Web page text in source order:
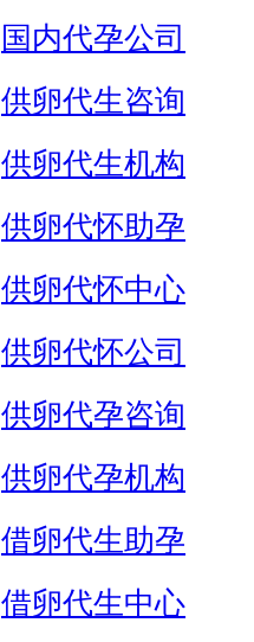
国内代孕公司
供卵代生咨询
供卵代生机构
供卵代怀助孕
供卵代怀中心
供卵代怀公司
供卵代孕咨询
供卵代孕机构
借卵代生助孕
借卵代生中心